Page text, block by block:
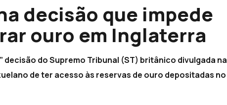
decisão que impede
ouro em Inglaterra
do Supremo Tribunal (ST) britânico divulgada na
de ter acesso às reservas de ouro depositadas no